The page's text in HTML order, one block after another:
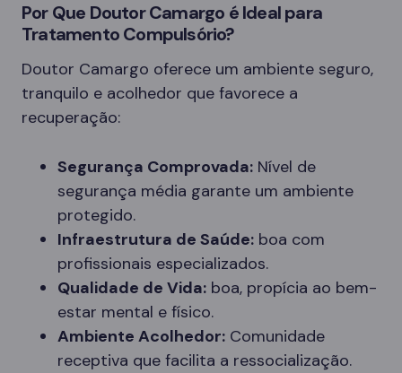
Por Que Doutor Camargo é Ideal para
Tratamento Compulsório?
Doutor Camargo oferece um ambiente seguro,
tranquilo e acolhedor que favorece a
recuperação:
Segurança Comprovada: Nível de
segurança média garante um ambiente
protegido.
Infraestrutura de Saúde: boa com
profissionais especializados.
Qualidade de Vida: boa, propícia ao bem-
estar mental e físico.
Ambiente Acolhedor: Comunidade
receptiva que facilita a ressocialização.